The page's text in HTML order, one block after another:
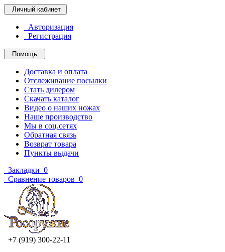
Личный кабинет
Авторизация
Регистрация
Помощь
Доставка и оплата
Отслеживание посылки
Стать дилером
Скачать каталог
Видео о наших ножах
Наше производство
Мы в соц.сетях
Обратная связь
Возврат товара
Пункты выдачи
Закладки 0
Сравнение товаров 0
+7 (919) 300-22-11